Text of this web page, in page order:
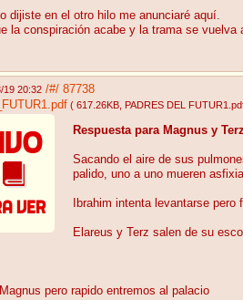
dijiste en el otro hilo me anunciaré aquí.
la conspiración acabe y la trama se
19 20:32 /#/ 87738
( 617.26KB , PADRES DEL
Respuesta para Magnus y
Sacando el aire de sus
palido, uno a uno mueren
Ibrahim intenta levantarse
Elareus y Terz salen de su
pero rapido entremos al palacio